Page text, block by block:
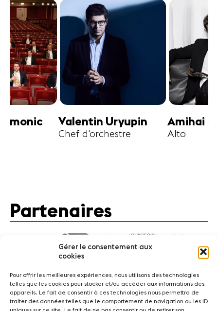
Gérer le consentement aux
cookies
Pour offrir les meilleures expériences, nous utilisons des technologies
telles que les cookies pour stocker et/ou accéder aux informations des
appareils. Le fait de consentir à ces technologies nous permettra de
traiter des données telles que le comportement de navigation ou les ID
Uryupin Amihai Grosz
Alto
Boris
Violon
Partenaires
ActualitésConcerts Bénévoles Médiation